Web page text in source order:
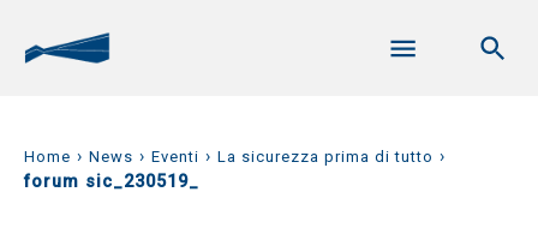
Home › News › Eventi › La sicurezza prima di tutto ›
forum sic_230519_